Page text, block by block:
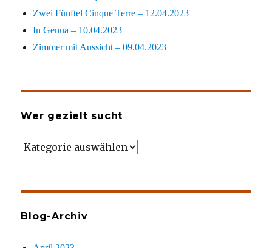
Zwei Fünftel Cinque Terre – 12.04.2023
In Genua – 10.04.2023
Zimmer mit Aussicht – 09.04.2023
Wer gezielt sucht
Wer
Blog-Archiv